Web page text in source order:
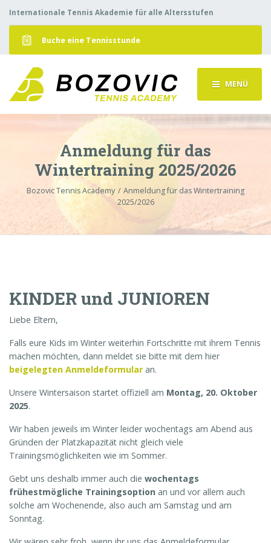
Internationale Tennis Akademie für alle Altersstufen
Buche eine Tennisstunde
MENÜ
Anmeldung für das
Wintertraining 2025/2026
Bozovic Tennis Academy
Anmeldung für das Wintertraining
2025/2026
KINDER und JUNIOREN
Liebe Eltern,
Falls eure Kids im Winter weiterhin Fortschritte mit ihrem Tennis
machen möchten, dann meldet sie bitte mit dem hier
beigelegten Anmeldeformular an.
Unsere Wintersaison startet offiziell am Montag, 20. Oktober
2025.
Wir haben jeweils im Winter leider wochentags am Abend aus
Gründen der Platzkapazität nicht gleich viele
Trainingsmöglichkeiten wie im Sommer.
Gebt uns deshalb immer auch die wochentags
frühestmögliche Trainingsoption an und vor allem auch
solche am Wochenende, also auch am Samstag und am
Sonntag.